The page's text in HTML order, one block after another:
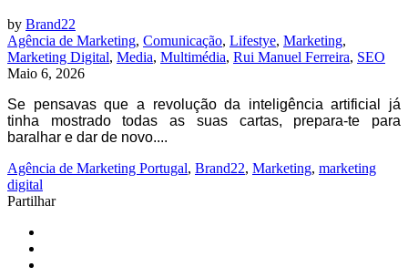
by Brand22
Agência de Marketing, Comunicação, Lifestye, Marketing,
Marketing Digital, Media, Multimédia, Rui Manuel Ferreira, SEO
Maio 6, 2026
Se pensavas que a revolução da inteligência artificial já
tinha mostrado todas as suas cartas, prepara-te para
baralhar e dar de novo....
Agência de Marketing Portugal, Brand22, Marketing, marketing
digital
Partilhar